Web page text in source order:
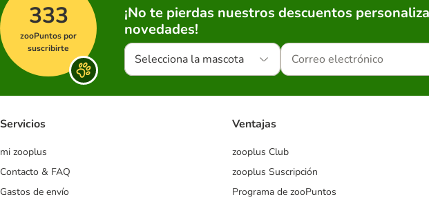
333
zooPuntos por
suscribirte
¡No te pierdas nuestros descuentos
novedades!
Selecciona la mascota
Servicios
mi zooplus
Contacto & FAQ
Gastos de envío
Ventajas
zooplus Club
zooplus Suscripción
Programa de zooPuntos